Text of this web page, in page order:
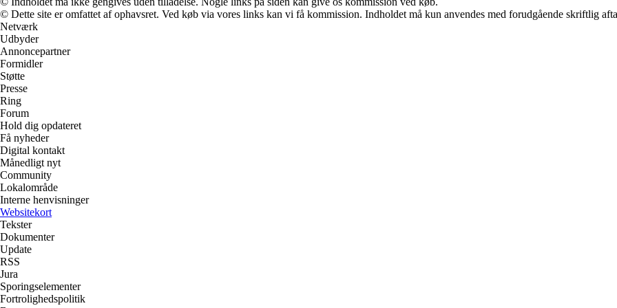
© Dette site er omfattet af ophavsret. Ved køb via vores links kan vi få kommission. Indholdet må kun anvendes med forudgående skriftlig
Netværk
Udbyder
Annoncepartner
Formidler
Støtte
Presse
Ring
Forum
Hold dig opdateret
Få nyheder
Digital kontakt
Månedligt nyt
Community
Lokalområde
Interne henvisninger
Websitekort
Tekster
Dokumenter
Update
RSS
Jura
Sporingselementer
Fortrolighedspolitik